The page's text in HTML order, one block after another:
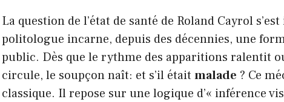
La question de l’état de santé de Roland Cayrol
politologue incarne, depuis des décennies, une
public. Dès que le rythme des apparitions ralentit
circule, le soupçon naît: et s’il était malade ? Ce
classique. Il repose sur une logique d’« inférence